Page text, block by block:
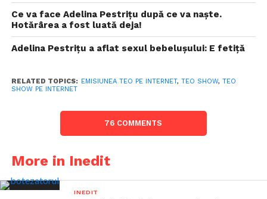
Ce va face Adelina Pestrițu după ce va naște.
Hotărârea a fost luată deja!
Adelina Pestrițu a aflat sexul bebelușului: E fetiță
RELATED TOPICS: EMISIUNEA TEO PE INTERNET, TEO SHOW, TEO
SHOW PE INTERNET
76 COMMENTS
More in Inedit
INEDIT